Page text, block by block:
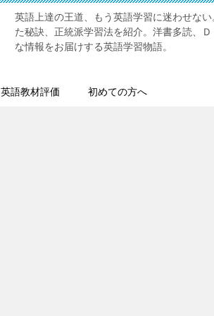
英語上達の王道、もう英語学習に迷わせな
た秘訣、正統派学習法を紹介。洋書多読、
な情報をお届けする英語学習物語。
英語教材評価 初めての方へ